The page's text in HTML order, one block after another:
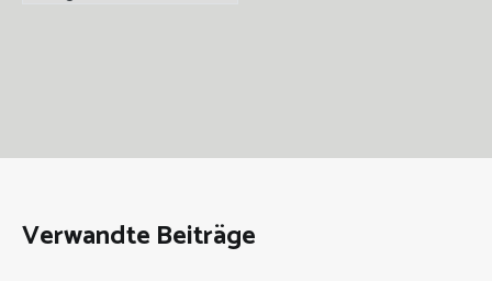
Verwandte Beiträge